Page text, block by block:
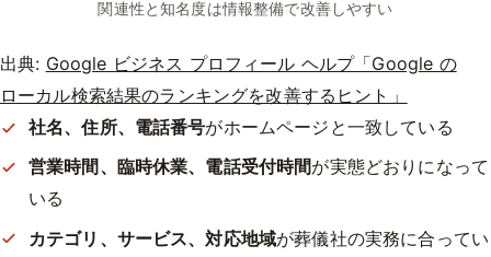
関連性と知名度は情報整備で改善しやすい
出典: Google ビジネス プロフィール ヘルプ「Google の
ローカル検索結果のランキングを改善するヒント」
社名、住所、電話番号がホームページと一致している
営業時間、臨時休業、電話受付時間が実態どおりになって
いる
カテゴリ、サービス、対応地域が葬儀社の実務に合ってい